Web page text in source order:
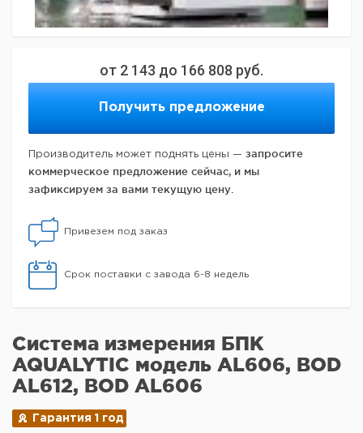
от 2 143 до 166 808 руб.
Получить предложение
Производитель может поднять цены — запросите
коммерческое предложение сейчас, и мы
зафиксируем за вами текущую цену.
Привезем под заказ
Срок поставки с завода 6-8 недель
Система измерения БПК
AQUALYTIC модель AL606, BOD
AL612, BOD AL606
Гарантия 1 год